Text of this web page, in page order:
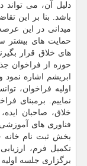
دلیل آن، می تواند
باشد. بنا بر این
میدانی در این
حمایت های بیشتر
های خلاق قرار
حوزه از فراخوان
ابریشم اشاره
نماییم. برمبنای
خلاق، صاحبان
بخش ثبت نام خانه
تکمیل فرم،
برگزاری جلسه